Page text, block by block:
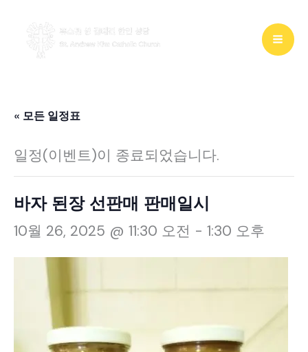
« 모든 일정표
일정(이벤트)이 종료되었습니다.
바자 된장 선판매 판매일시
10월 26, 2025 @ 11:30 오전 - 1:30 오후